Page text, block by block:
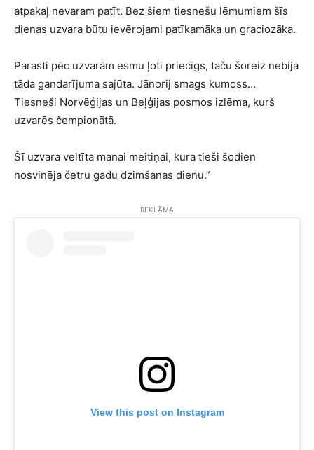
atpakaļ nevaram patīt. Bez šiem tiesnešu lēmumiem šīs
dienas uzvara būtu ievērojami patīkamāka un graciozāka.
Parasti pēc uzvarām esmu ļoti priecīgs, taču šoreiz nebija
tāda gandarījuma sajūta. Jānorij smags kumoss…
Tiesneši Norvēģijas un Beļģijas posmos izlēma, kurš
uzvarēs čempionātā.
Šī uzvara veltīta manai meitiņai, kura tieši šodien
nosvinēja četru gadu dzimšanas dienu.”
REKLĀMA
View this post on Instagram